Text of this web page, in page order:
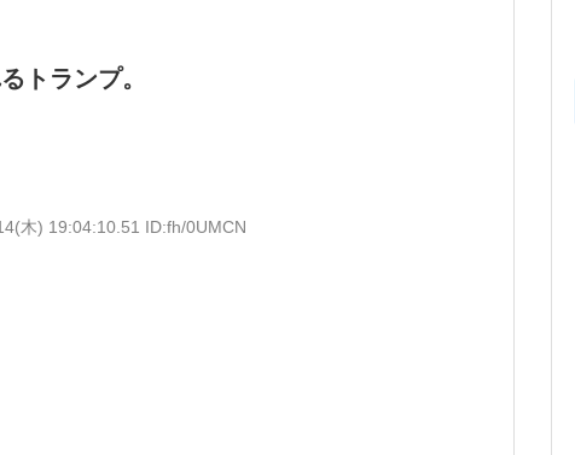
トランプ。
木) 19:04:10.51 ID:fh/0UMCN